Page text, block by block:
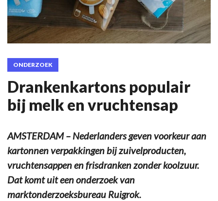
ONDERZOEK
Drankenkartons populair
bij melk en vruchtensap
AMSTERDAM – Nederlanders geven voorkeur aan
kartonnen verpakkingen bij zuivelproducten,
vruchtensappen en frisdranken zonder koolzuur.
Dat komt uit een onderzoek van
marktonderzoeksbureau Ruigrok.